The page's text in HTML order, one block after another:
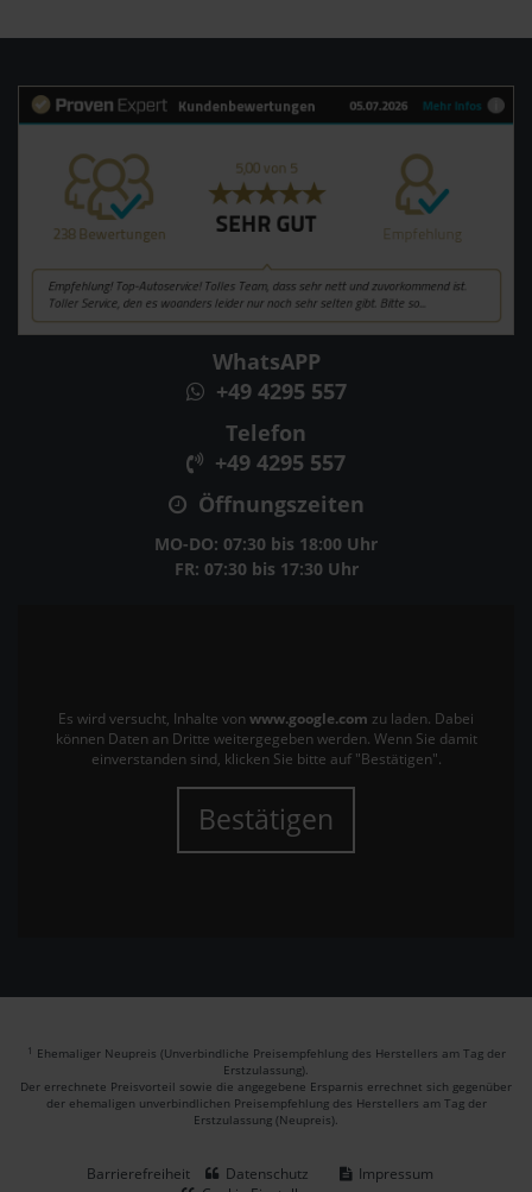
WhatsAPP
+49 4295 557
Telefon
+49 4295 557
Öffnungszeiten
MO-DO: 07:30 bis 18:00 Uhr
FR: 07:30 bis 17:30 Uhr
Es wird versucht, Inhalte von www.google.com zu laden. Dabei
können Daten an Dritte weitergegeben werden. Wenn Sie damit
einverstanden sind, klicken Sie bitte auf "Bestätigen".
Bestätigen
1 Ehemaliger Neupreis (Unverbindliche Preisempfehlung des Herstellers am Tag der
Erstzulassung).
Der errechnete Preisvorteil sowie die angegebene Ersparnis errechnet sich gegenüber
der ehemaligen unverbindlichen Preisempfehlung des Herstellers am Tag der
Erstzulassung (Neupreis).
Barrierefreiheit Datenschutz
Impressum